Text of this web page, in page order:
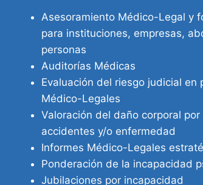
Asesoramiento Médico-Legal y
para instituciones, empresas,
personas
Auditorías Médicas
Evaluación del riesgo judicial en
Médico-Legales
Valoración del daño corporal por
accidentes y/o enfermedad
Informes Médico-Legales
Ponderación de la incapacidad
Jubilaciones por incapacidad